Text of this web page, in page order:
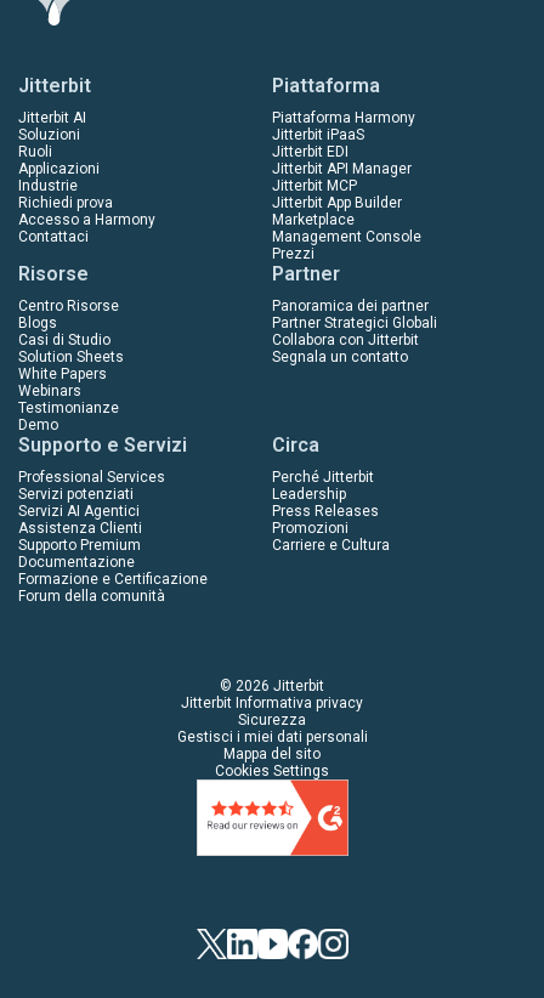
Jitterbit
Jitterbit AI
Soluzioni
Ruoli
Applicazioni
Industrie
Richiedi prova
Accesso a Harmony
Contattaci
Piattaforma
Piattaforma Harmony
Jitterbit iPaaS
Jitterbit EDI
Jitterbit API Manager
Jitterbit MCP
Jitterbit App Builder
Marketplace
Management Console
Prezzi
Risorse
Centro Risorse
Blogs
Casi di Studio
Solution Sheets
White Papers
Webinars
Testimonianze
Demo
Partner
Panoramica dei partner
Partner Strategici Globali
Collabora con Jitterbit
Segnala un contatto
Supporto e Servizi
Professional Services
Servizi potenziati
Servizi AI Agentici
Assistenza Clienti
Supporto Premium
Documentazione
Formazione e Certificazione
Forum della comunità
Circa
Perché Jitterbit
Leadership
Press Releases
Promozioni
Carriere e Cultura
© 2026 Jitterbit
Jitterbit Informativa privacy
Sicurezza
Gestisci i miei dati personali
Mappa del sito
Cookies Settings
TwitterLinkedIn
YouTubeFacebook
Instagram